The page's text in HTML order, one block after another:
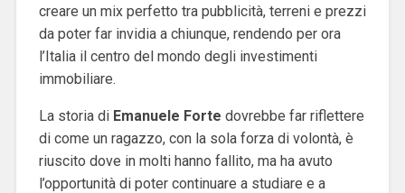
creare un mix perfetto tra pubblicità, terreni e prezzi
da poter far invidia a chiunque, rendendo per ora
l’Italia il centro del mondo degli investimenti
immobiliare.
La storia di Emanuele Forte dovrebbe far riflettere
di come un ragazzo, con la sola forza di volontà, è
riuscito dove in molti hanno fallito, ma ha avuto
l’opportunità di poter continuare a studiare e a